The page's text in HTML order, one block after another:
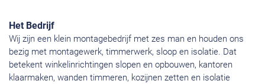
Het Bedrijf
Wij zijn een klein montagebedrijf met zes man en houden ons
bezig met montagewerk, timmerwerk, sloop en isolatie. Dat
betekent winkelinrichtingen slopen en opbouwen, kantoren
klaarmaken, wanden timmeren, kozijnen zetten en isolatie